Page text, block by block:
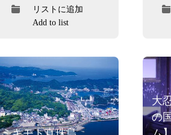
リストに追加
Add to list
大
の